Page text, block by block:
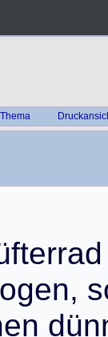
fterrad
ogen, s
en dün